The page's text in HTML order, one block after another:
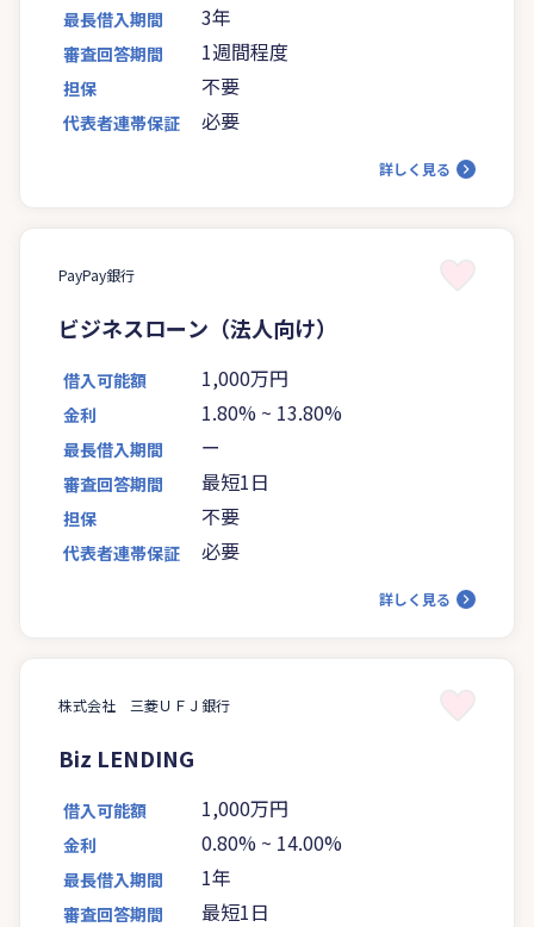
最長借入期間 3年
審査回答期間 1週間程度
担保 不要
代表者連帯保証 必要
詳しく見る
PayPay銀行
ビジネスローン（法人向け）
借入可能額 1,000万円
金利 1.80% ~ 13.80%
最長借入期間 ー
審査回答期間 最短1日
担保 不要
代表者連帯保証 必要
詳しく見る
株式会社 三菱ＵＦＪ銀行
Biz LENDING
借入可能額 1,000万円
金利 0.80% ~ 14.00%
最長借入期間 1年
審査回答期間 最短1日